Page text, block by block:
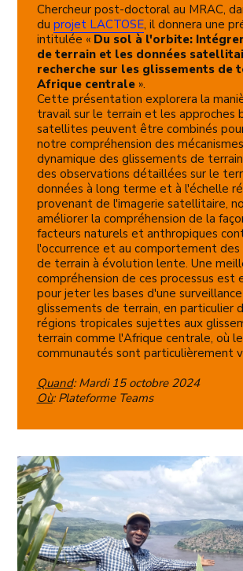
Chercheur post-doctoral au MRAC,
du projet LACTOSE, il donnera une
intitulée « Du sol à l'orbite:
de terrain et les données
recherche sur les glissements de
Afrique centrale ».
Cette présentation explorera la
travail sur le terrain et les approches
satellites peuvent être combinés
notre compréhension des
dynamique des glissements de
des observations détaillées sur le
données à long terme et à l'échelle
provenant de l'imagerie satellitaire,
améliorer la compréhension de la
facteurs naturels et anthropiques
l'occurrence et au comportement
de terrain à évolution lente. Une
compréhension de ces processus est
pour jeter les bases d'une
glissements de terrain, en particulier
régions tropicales sujettes aux
terrain comme l'Afrique centrale, où
communautés sont particulièrement
Quand: Mardi 15 octobre 2024
Où: Plateforme Teams